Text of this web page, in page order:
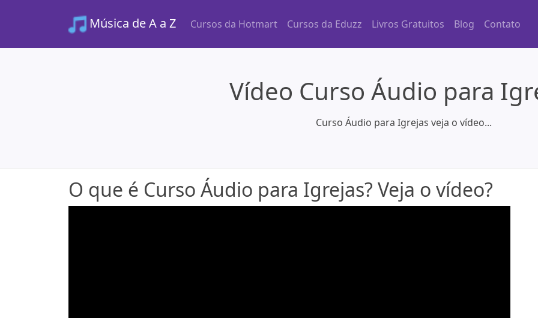
Música de A a Z Cursos da Hotmart Cursos da Eduzz Livros Gratuitos Blog Contato
Vídeo Curso Áudio para
Curso Áudio para Igrejas veja o vídeo...
O que é Curso Áudio para Igrejas? Veja o vídeo?